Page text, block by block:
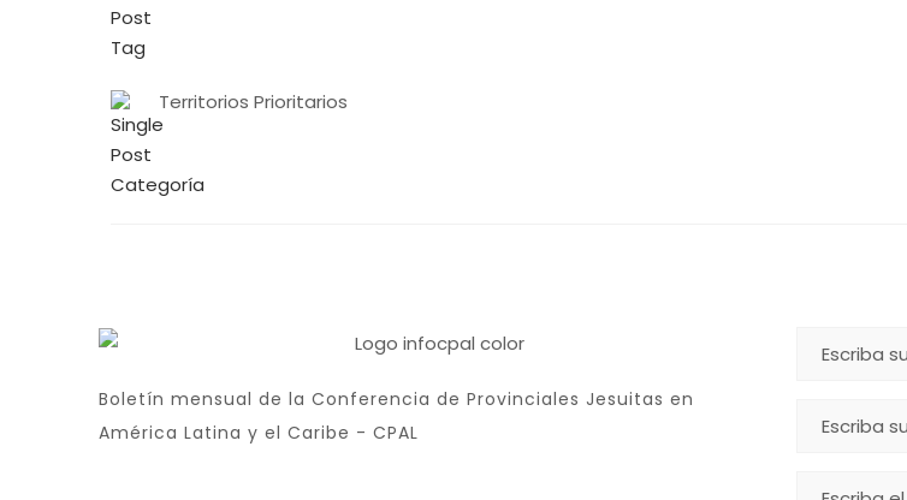
Territorios Prioritarios
Boletín mensual de la Conferencia de Provinciales Jesuitas en
América Latina y el Caribe - CPAL